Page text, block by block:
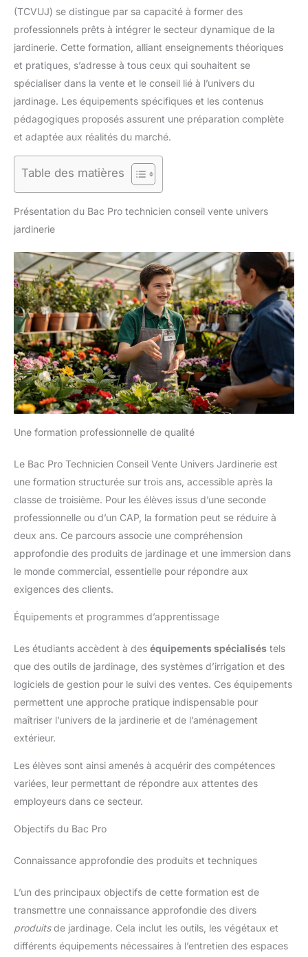
(TCVUJ) se distingue par sa capacité à former des
professionnels prêts à intégrer le secteur dynamique de la
jardinerie. Cette formation, alliant enseignements théoriques
et pratiques, s’adresse à tous ceux qui souhaitent se
spécialiser dans la vente et le conseil lié à l’univers du
jardinage. Les équipements spécifiques et les contenus
pédagogiques proposés assurent une préparation complète
et adaptée aux réalités du marché.
Table des matières
Présentation du Bac Pro technicien conseil vente univers
jardinerie
Une formation professionnelle de qualité
Le Bac Pro Technicien Conseil Vente Univers Jardinerie est
une formation structurée sur trois ans, accessible après la
classe de troisième. Pour les élèves issus d’une seconde
professionnelle ou d’un CAP, la formation peut se réduire à
deux ans. Ce parcours associe une compréhension
approfondie des produits de jardinage et une immersion dans
le monde commercial, essentielle pour répondre aux
exigences des clients.
Équipements et programmes d’apprentissage
Les étudiants accèdent à des équipements spécialisés tels
que des outils de jardinage, des systèmes d’irrigation et des
logiciels de gestion pour le suivi des ventes. Ces équipements
permettent une approche pratique indispensable pour
maîtriser l’univers de la jardinerie et de l’aménagement
extérieur.
Les élèves sont ainsi amenés à acquérir des compétences
variées, leur permettant de répondre aux attentes des
employeurs dans ce secteur.
Objectifs du Bac Pro
Connaissance approfondie des produits et techniques
L’un des principaux objectifs de cette formation est de
transmettre une connaissance approfondie des divers
produitsde jardinage. Cela inclut les outils, les végétaux et
différents équipements nécessaires à l’entretien des espaces